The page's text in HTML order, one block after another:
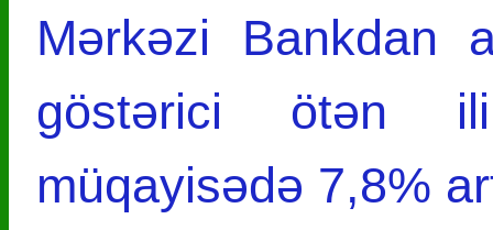
Mərkəzi Bankdan
göstərici ötən
müqayisədə 7,8%